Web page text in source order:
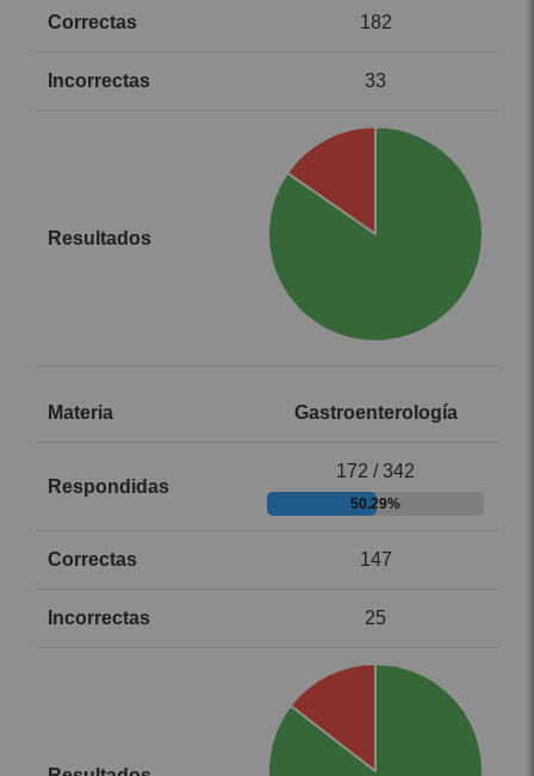
182
33
Gastroenterología
172 / 342
50.29%
147
25